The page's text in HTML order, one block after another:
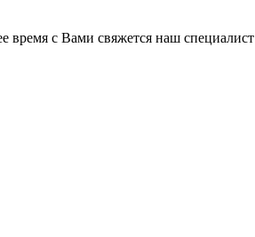
с Вами свяжется наш специалист